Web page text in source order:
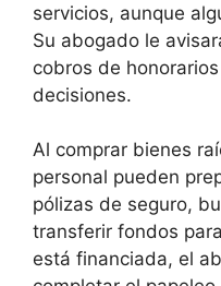
servicios, aunque
Su abogado le
cobros de
decisiones.
Al comprar bienes
personal pueden
pólizas de seguro,
transferir fondos
está financiada, el